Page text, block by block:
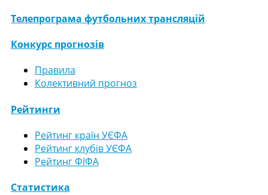
Телепрограма футбольних трансляцій
Конкурс прогнозів
Правила
Колективний прогноз
Рейтинги
Рейтинг країн УЄФА
Рейтинг клубів УЄФА
Рейтинг ФІФА
Статистика